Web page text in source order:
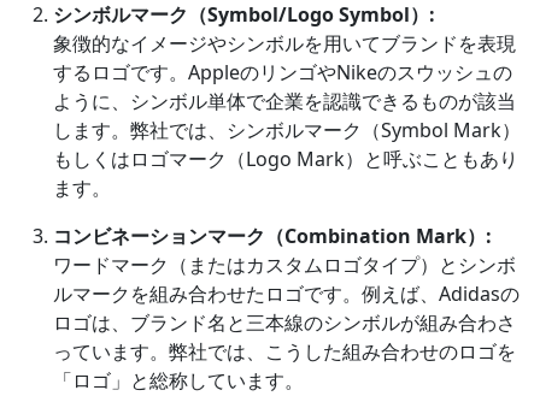
シンボルマーク（Symbol/Logo Symbol）:
象徴的なイメージやシンボルを用いてブランドを表現
するロゴです。AppleのリンゴやNikeのスウッシュの
ように、シンボル単体で企業を認識できるものが該当
します。弊社では、シンボルマーク（Symbol Mark）
もしくはロゴマーク（Logo Mark）と呼ぶこともあり
ます。
コンビネーションマーク（Combination Mark）:
ワードマーク（またはカスタムロゴタイプ）とシンボ
ルマークを組み合わせたロゴです。例えば、Adidasの
ロゴは、ブランド名と三本線のシンボルが組み合わさ
っています。弊社では、こうした組み合わせのロゴを
「ロゴ」と総称しています。